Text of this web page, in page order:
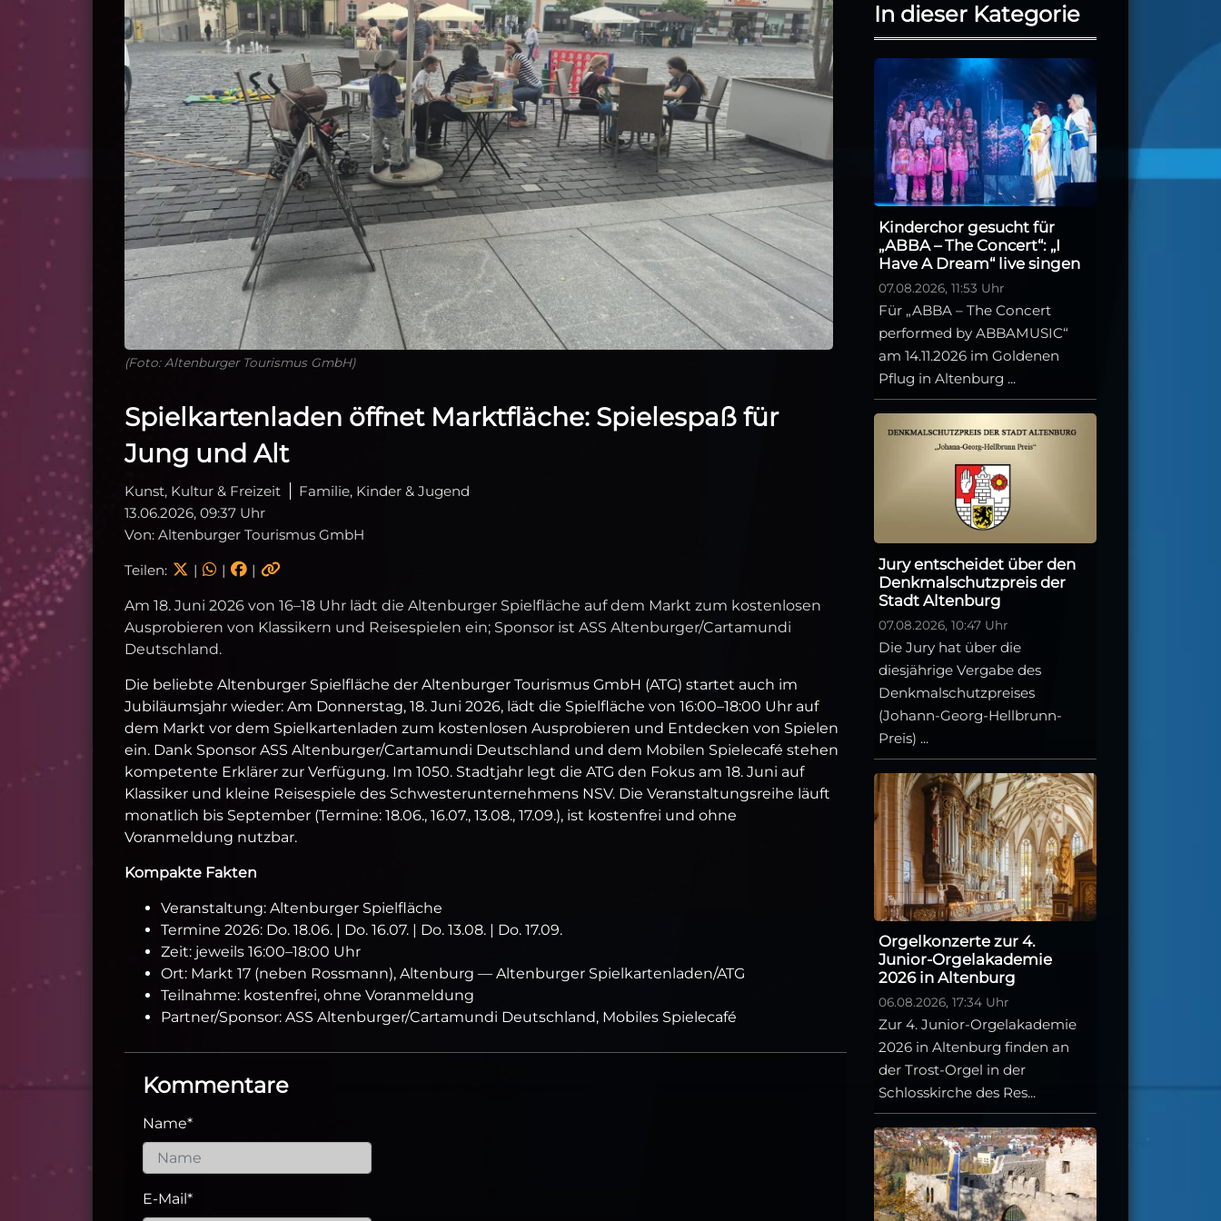
(Foto: Altenburger Tourismus GmbH)
Spielkartenladen öffnet Marktfläche: Spielespaß für
Jung und Alt
Kunst, Kultur & Freizeit
Familie, Kinder & Jugend
13.06.2026, 09:37 Uhr
Von: Altenburger Tourismus GmbH
Teilen: | | |
Am 18. Juni 2026 von 16–18 Uhr lädt die Altenburger Spielfläche auf dem Markt zum kostenlosen
Ausprobieren von Klassikern und Reisespielen ein; Sponsor ist ASS Altenburger/Cartamundi
Deutschland.
Die beliebte Altenburger Spielfläche der Altenburger Tourismus GmbH (ATG) startet auch im
Jubiläumsjahr wieder: Am Donnerstag, 18. Juni 2026, lädt die Spielfläche von 16:00–18:00 Uhr auf
dem Markt vor dem Spielkartenladen zum kostenlosen Ausprobieren und Entdecken von Spielen
ein. Dank Sponsor ASS Altenburger/Cartamundi Deutschland und dem Mobilen Spielecafé stehen
kompetente Erklärer zur Verfügung. Im 1050. Stadtjahr legt die ATG den Fokus am 18. Juni auf
Klassiker und kleine Reisespiele des Schwesterunternehmens NSV. Die Veranstaltungsreihe läuft
monatlich bis September (Termine: 18.06., 16.07., 13.08., 17.09.), ist kostenfrei und ohne
Voranmeldung nutzbar.
Kompakte Fakten
Veranstaltung: Altenburger Spielfläche
Termine 2026: Do. 18.06. | Do. 16.07. | Do. 13.08. | Do. 17.09.
Zeit: jeweils 16:00–18:00 Uhr
Ort: Markt 17 (neben Rossmann), Altenburg — Altenburger Spielkartenladen/ATG
Teilnahme: kostenfrei, ohne Voranmeldung
Partner/Sponsor: ASS Altenburger/Cartamundi Deutschland, Mobiles Spielecafé
Kommentare
Name*
E-Mail*
In dieser Kategorie
Kinderchor gesucht für
„ABBA – The Concert“: „I
Have A Dream“ live singen
07.08.2026, 11:53 Uhr
Für „ABBA – The Concert
performed by ABBAMUSIC“
am 14.11.2026 im Goldenen
Pflug in Altenburg ...
Jury entscheidet über den
Denkmalschutzpreis der
Stadt Altenburg
07.08.2026, 10:47 Uhr
Die Jury hat über die
diesjährige Vergabe des
Denkmalschutzpreises
(Johann-Georg-Hellbrunn-
Preis) ...
Orgelkonzerte zur 4.
Junior-Orgelakademie
2026 in Altenburg
06.08.2026, 17:34 Uhr
Zur 4. Junior-Orgelakademie
2026 in Altenburg finden an
der Trost-Orgel in der
Schlosskirche des Res...